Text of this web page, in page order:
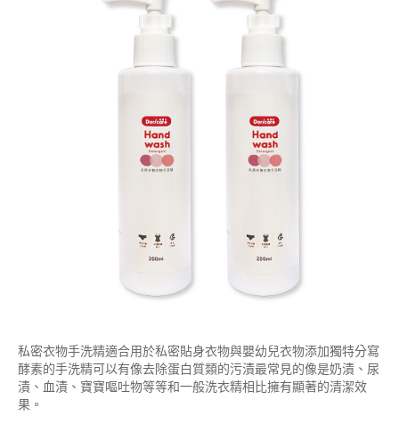
私密衣物手洗精適合用於私密貼身衣物與嬰幼兒衣物添加獨特分寫
酵素的手洗精可以有像去除蛋白質類的污漬最常見的像是奶漬、尿
漬、血漬、寶寶嘔吐物等等和一般洗衣精相比擁有顯著的清潔效
果。